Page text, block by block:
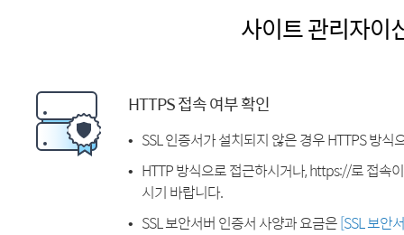
사이트 관리자이
HTTPS 접속 여부 확인
SSL 인증서가 설치되지 않은 경우 HTTPS 방식
HTTP 방식으로 접근하시거나, https://로 접속
시기 바랍니다.
SSL 보안서버 인증서 사양과 요금은[SSL 보안